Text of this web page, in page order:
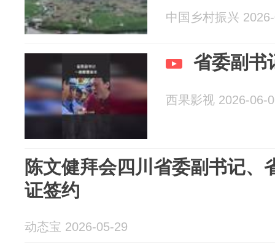
中国乡村振兴
省委副书
西果影视 2026-06-
陈文健拜会四川省委副书记、
证签约
动态宝 2026-05-29